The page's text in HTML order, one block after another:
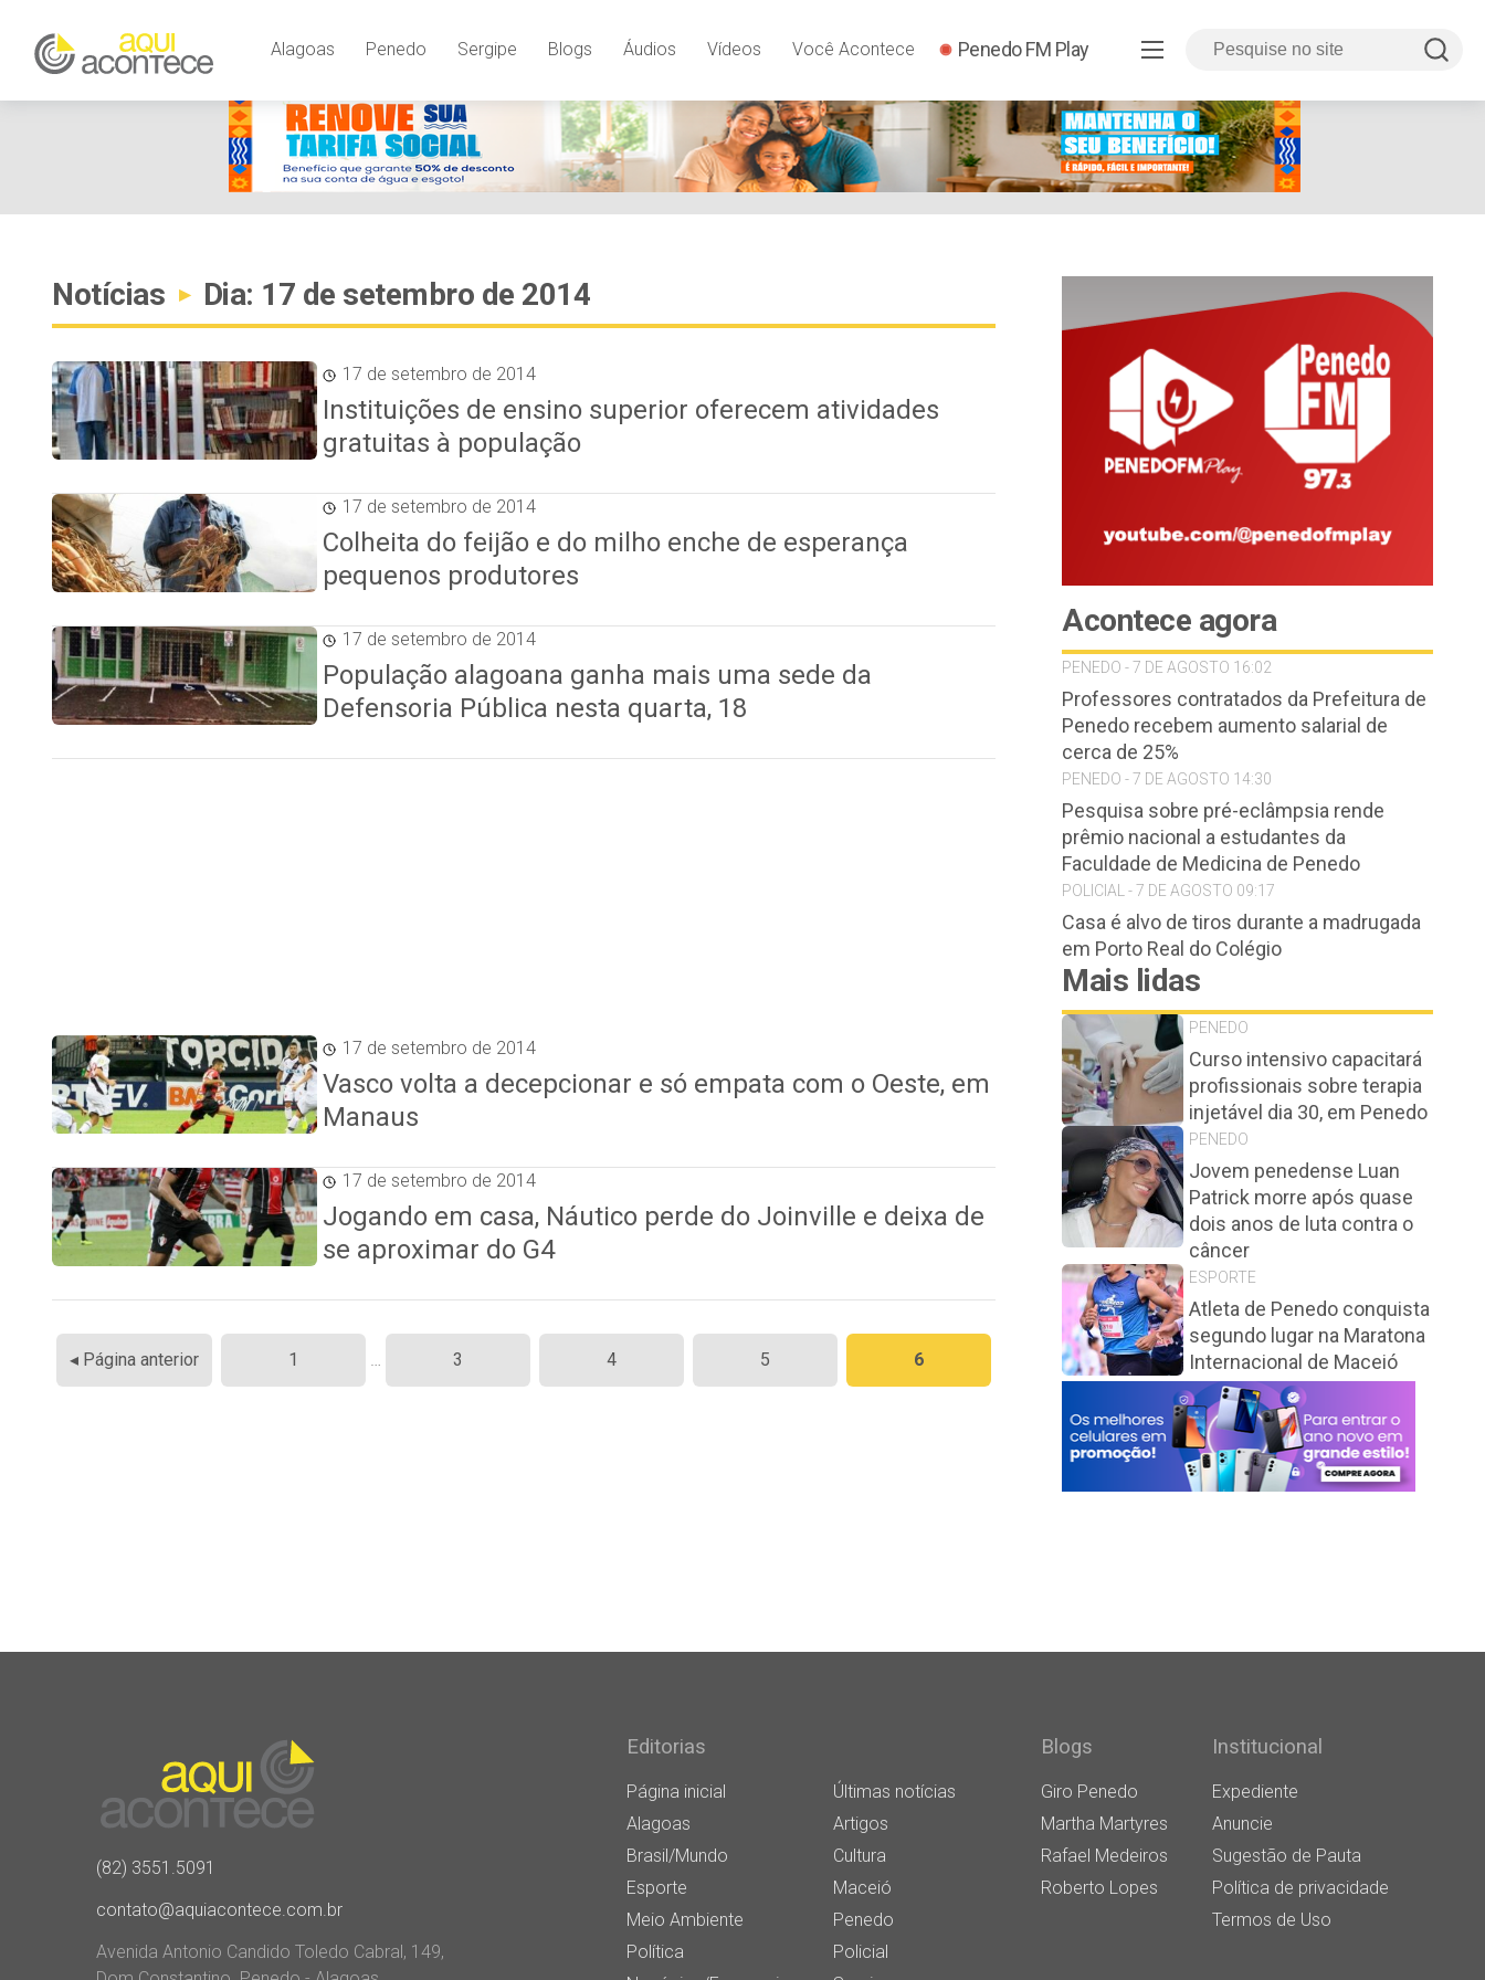
Alagoas Penedo Sergipe Blogs Áudios Vídeos Você Acontece Penedo FM Play
Notícias ▸ Dia: 17 de setembro de 2014
17 de setembro de 2014
Instituições de ensino superior oferecem atividades
gratuitas à população
17 de setembro de 2014
Colheita do feijão e do milho enche de esperança
pequenos produtores
17 de setembro de 2014
População alagoana ganha mais uma sede da
Defensoria Pública nesta quarta, 18
17 de setembro de 2014
Vasco volta a decepcionar e só empata com o Oeste, em
Manaus
17 de setembro de 2014
Jogando em casa, Náutico perde do Joinville e deixa de
se aproximar do G4
Paginação
de
◂ Página anterior 1 … 3 4 5 6
Acontece agora
PENEDO - 7 DE AGOSTO 16:02
Professores contratados da Prefeitura de
Penedo recebem aumento salarial de
cerca de 25%
PENEDO - 7 DE AGOSTO 14:30
Pesquisa sobre pré-eclâmpsia rende
prêmio nacional a estudantes da
Faculdade de Medicina de Penedo
POLICIAL - 7 DE AGOSTO 09:17
Casa é alvo de tiros durante a madrugada
em Porto Real do Colégio
Mais lidas
PENEDO
Curso intensivo capacitará
profissionais sobre terapia
injetável dia 30, em Penedo
PENEDO
Jovem penedense Luan
Patrick morre após quase
dois anos de luta contra o
câncer
ESPORTE
Atleta de Penedo conquista
segundo lugar na Maratona
Internacional de Maceió
(82) 3551.5091
contato@aquiacontece.com.br
Avenida Antonio Candido Toledo Cabral, 149,
Editorias
Página inicial
Últimas notícias
Alagoas
Artigos
Brasil/Mundo
Cultura
Esporte
Maceió
Meio Ambiente
Penedo
Política
Policial
Blogs
Giro Penedo
Martha Martyres
Rafael Medeiros
Roberto Lopes
Institucional
Expediente
Anuncie
Sugestão de Pauta
Política de privacidade
Termos de Uso